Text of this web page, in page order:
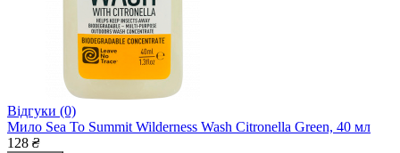
Відгуки (0)
Мило Sea To Summit Wilderness Wash Citronella Green, 40 мл
128 ₴